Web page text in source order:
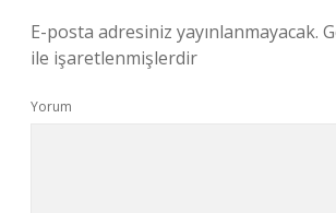
E-posta adresiniz yayınlanmayacak.
ile işaretlenmişlerdir
Yorum